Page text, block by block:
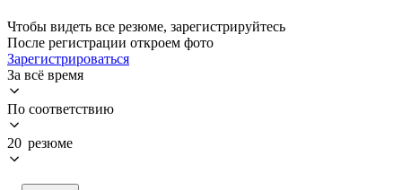
Чтобы видеть все резюме, зарегистрируйтесь
После регистрации откроем фото
Зарегистрироваться
За всё время
По соответствию
20 резюме